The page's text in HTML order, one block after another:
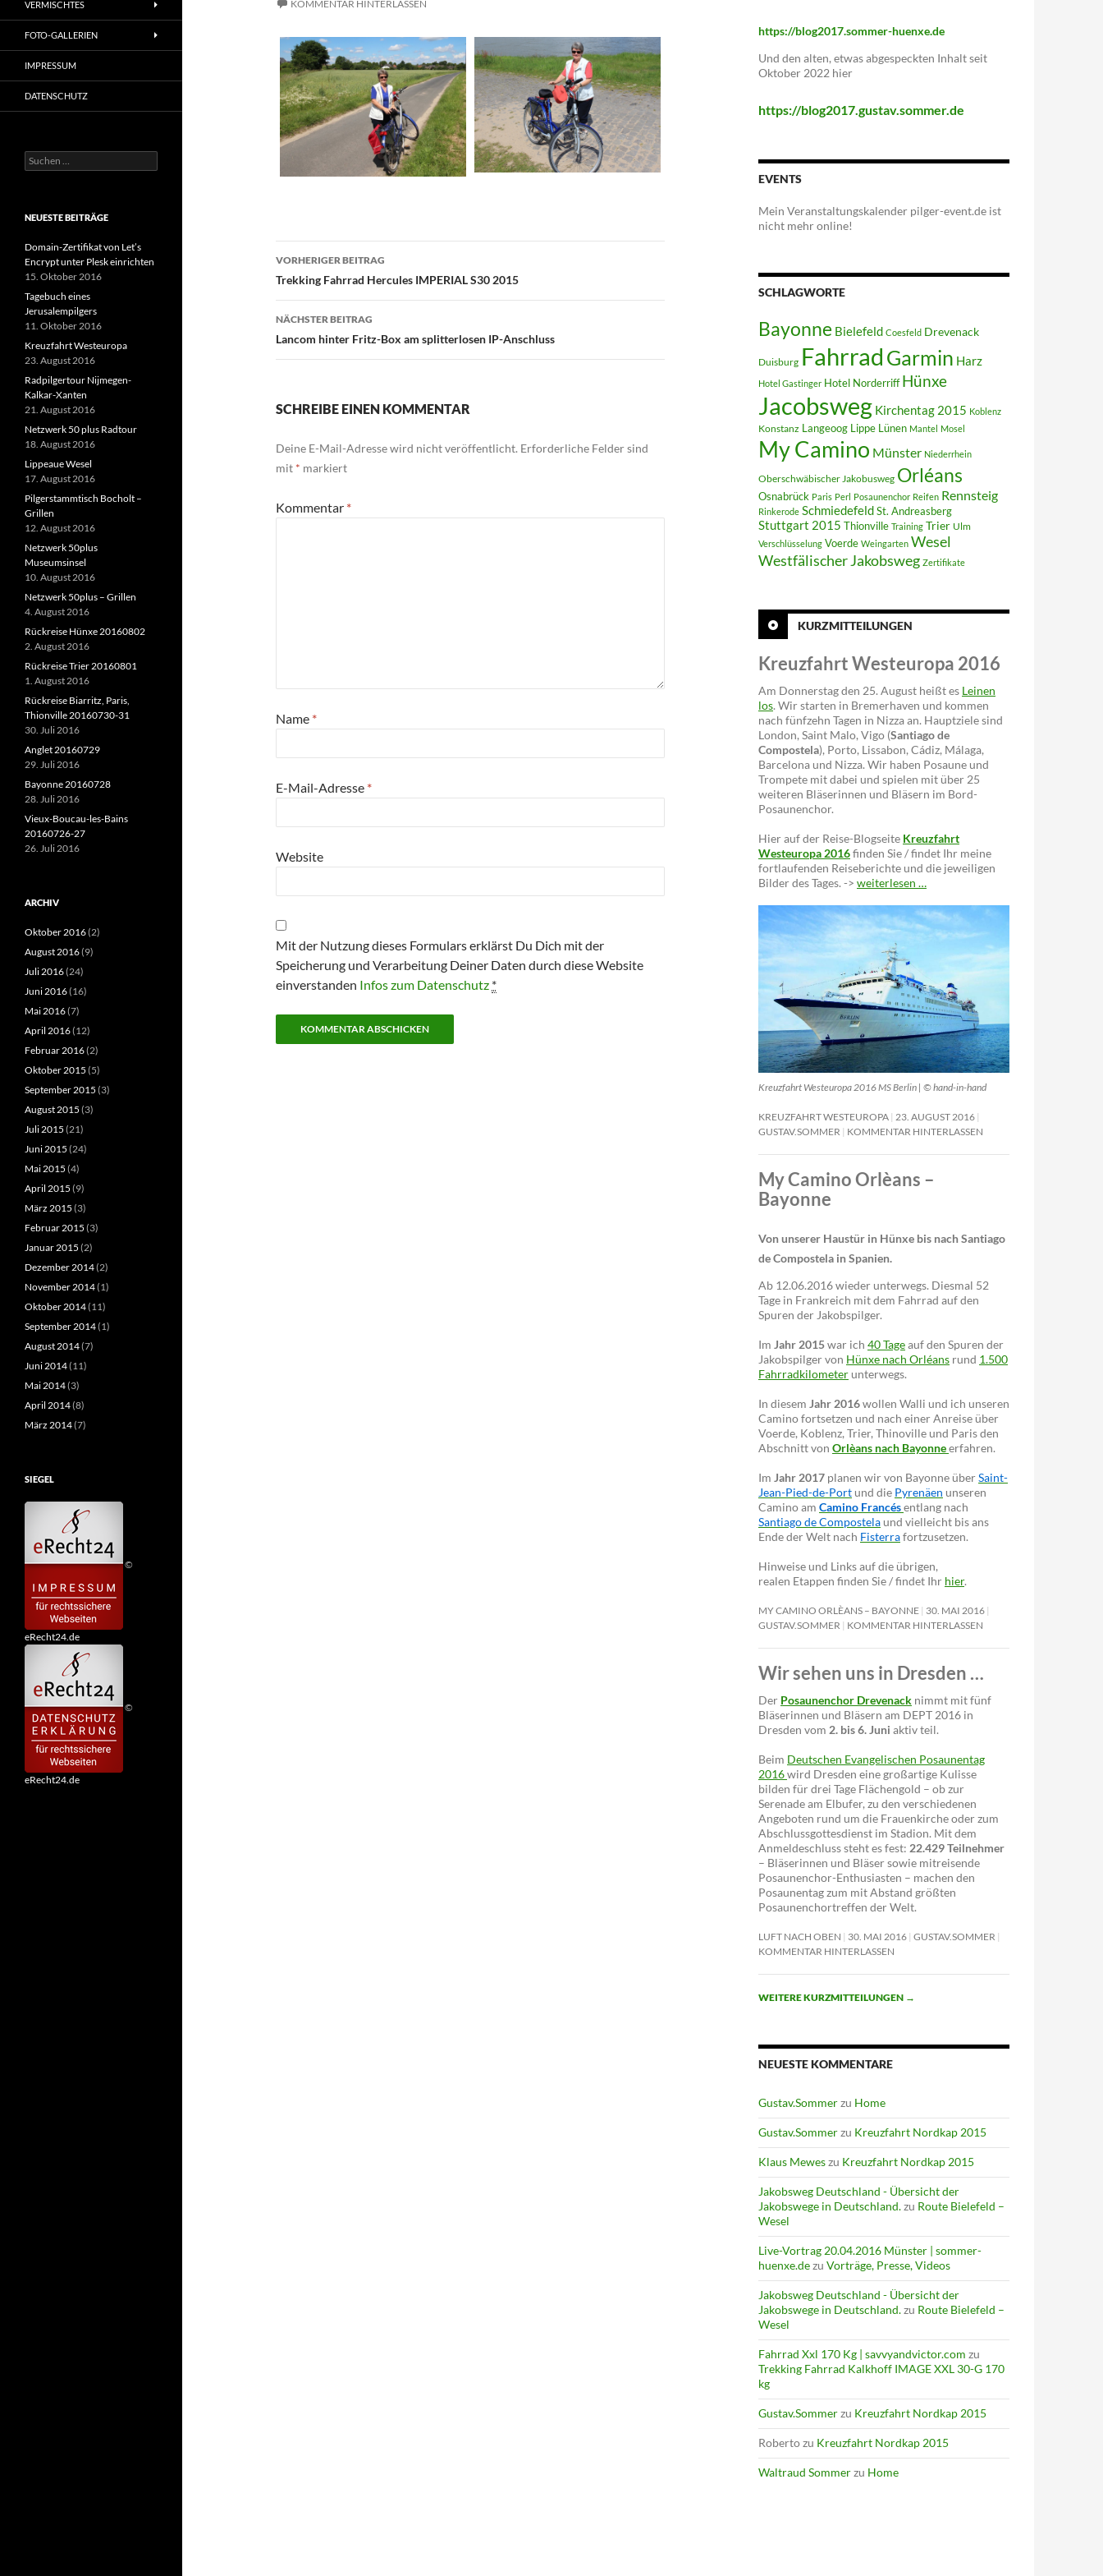
KOMMENTAR HINTERLASSEN
Beitragsnavigation
VORHERIGER BEITRAG
Trekking Fahrrad Hercules IMPERIAL S30 2015
NÄCHSTER BEITRAG
Lancom hinter Fritz-Box am splitterlosen IP-Anschluss
SCHREIBE EINEN KOMMENTAR
Deine E-Mail-Adresse wird nicht veröffentlicht. Erforderliche Felder sind
mit * markiert
Kommentar *
Name *
E-Mail-Adresse *
Website
Mit der Nutzung dieses Formulars erklärst Du Dich mit der
Speicherung und Verarbeitung Deiner Daten durch diese Website
einverstanden Infos zum Datenschutz *
https://blog2017.sommer-huenxe.de
Und den alten, etwas abgespeckten Inhalt seit
Oktober 2022 hier
https://blog2017.gustav.sommer.de
EVENTS
Mein Veranstaltungskalender pilger-event.de ist
nicht mehr online!
SCHLAGWORTE
Bayonne Bielefeld Coesfeld Drevenack
Duisburg Fahrrad Garmin Harz
Hotel Gastinger Hotel Norderriff Hünxe
Jacobsweg Kirchentag 2015 Koblenz
Konstanz Langeoog Lippe Lünen Mantel Mosel
My Camino Münster Niederrhein
Oberschwäbischer Jakobusweg Orléans
Osnabrück Paris Perl Posaunenchor Reifen Rennsteig
Rinkerode Schmiedefeld St. Andreasberg
Stuttgart 2015 Thionville Training Trier Ulm
Verschlüsselung Voerde Weingarten Wesel
Westfälischer Jakobsweg Zertifikate
KURZMITTEILUNGEN
Kreuzfahrt Westeuropa 2016
Am Donnerstag den 25. August heißt es Leinen
los. Wir starten in Bremerhaven und kommen
nach fünfzehn Tagen in Nizza an. Hauptziele sind
London, Saint Malo, Vigo (Santiago de
Compostela), Porto, Lissabon, Cádiz, Málaga,
Barcelona und Nizza. Wir haben Posaune und
Trompete mit dabei und spielen mit über 25
weiteren Bläserinnen und Bläsern im Bord-
Posaunenchor.
Hier auf der Reise-Blogseite Kreuzfahrt
Westeuropa 2016finden Sie / findet Ihr meine
fortlaufenden Reiseberichte und die jeweiligen
Bilder des Tages. -> weiterlesen …
Kreuzfahrt Westeuropa 2016 MS Berlin | © hand-in-hand
KREUZFAHRT WESTEUROPA 23. AUGUST 2016
GUSTAV.SOMMER
KOMMENTAR HINTERLASSEN
My Camino Orlèans –
Bayonne
Von unserer Haustür in Hünxe bis nach Santiago
de Compostela in Spanien.
Ab 12.06.2016 wieder unterwegs. Diesmal 52
Tage in Frankreich mit dem Fahrrad auf den
Spuren der Jakobspilger.
Im Jahr 2015war ich 40 Tageauf den Spuren der
Jakobspilger von Hünxe nach Orléans rund 1.500
Fahrradkilometer unterwegs.
In diesem Jahr 2016wollen Walli und ich unseren
Camino fortsetzen und nach einer Anreise über
Voerde, Koblenz, Trier, Thinoville und Paris den
Abschnitt von Orlèans nach Bayonneerfahren.
Im Jahr 2017 planen wir von Bayonne überSaint-
Jean-Pied-de-Port und die Pyrenäen unseren
Camino am Camino Francésentlang nach
Santiago de Compostela und vielleicht bis ans
Ende der Welt nach Fisterrafortzusetzen.
Hinweise und Links auf die übrigen,
realen Etappen finden Sie / findet Ihr hier.
MY CAMINO ORLÈANS – BAYONNE 30. MAI 2016
GUSTAV.SOMMER
KOMMENTAR HINTERLASSEN
Wir sehen uns in Dresden …
Der Posaunenchor Drevenack nimmt mit fünf
Bläserinnen und Bläsern am DEPT 2016 in
Dresden vom 2. bis 6. Juni aktiv teil.
Beim Deutschen Evangelischen Posaunentag
2016wird Dresden eine großartige Kulisse
bilden für drei Tage Flächengold – ob zur
Serenade am Elbufer, zu den verschiedenen
Angeboten rund um die Frauenkirche oder zum
Abschlussgottesdienst im Stadion. Mit dem
Anmeldeschluss steht es fest: 22.429 Teilnehmer
– Bläserinnen und Bläser sowie mitreisende
Posaunenchor-Enthusiasten – machen den
Posaunentag zum mit Abstand größten
Posaunenchortreffen der Welt.
LUFT NACH OBEN 30. MAI 2016 GUSTAV.SOMMER
KOMMENTAR HINTERLASSEN
WEITERE KURZMITTEILUNGEN →
NEUESTE KOMMENTARE
Gustav.Sommerzu Home
Gustav.Sommerzu Kreuzfahrt Nordkap 2015
Klaus Meweszu Kreuzfahrt Nordkap 2015
Jakobsweg Deutschland - Übersicht der
Jakobswege in Deutschland.zu Route Bielefeld –
Wesel
Live-Vortrag 20.04.2016 Münster | sommer-
huenxe.dezu Vorträge, Presse, Videos
Jakobsweg Deutschland - Übersicht der
Jakobswege in Deutschland.zu Route Bielefeld –
Wesel
Fahrrad Xxl 170 Kg | savvyandvictor.com zu
Trekking Fahrrad Kalkhoff IMAGE XXL 30-G 170
kg
Gustav.Sommerzu Kreuzfahrt Nordkap 2015
Robertozu Kreuzfahrt Nordkap 2015
Waltraud Sommerzu Home
VERMISCHTES
FOTO-GALLERIEN
IMPRESSUM
DATENSCHUTZ
Suchen
nach:
NEUESTE BEITRÄGE
Domain-Zertifikat von Let’s
Encrypt unter Plesk einrichten
15. Oktober 2016
Tagebuch eines
Jerusalempilgers
11. Oktober 2016
Kreuzfahrt Westeuropa
23. August 2016
Radpilgertour Nijmegen-
Kalkar-Xanten
21. August 2016
Netzwerk 50 plus Radtour
18. August 2016
Lippeaue Wesel
17. August 2016
Pilgerstammtisch Bocholt –
Grillen
12. August 2016
Netzwerk 50plus
Museumsinsel
10. August 2016
Netzwerk 50plus – Grillen
4. August 2016
Rückreise Hünxe 20160802
2. August 2016
Rückreise Trier 20160801
1. August 2016
Rückreise Biarritz, Paris,
Thionville 20160730-31
30. Juli 2016
Anglet 20160729
29. Juli 2016
Bayonne 20160728
28. Juli 2016
Vieux-Boucau-les-Bains
20160726-27
26. Juli 2016
ARCHIV
Oktober 2016(2)
August 2016(9)
Juli 2016(24)
Juni 2016(16)
Mai 2016(7)
April 2016(12)
Februar 2016(2)
Oktober 2015 (5)
September 2015 (3)
August 2015 (3)
Juli 2015 (21)
Juni 2015 (24)
Mai 2015 (4)
April 2015 (9)
März 2015 (3)
Februar 2015 (3)
Januar 2015 (2)
Dezember 2014(2)
November 2014(1)
Oktober 2014(11)
September 2014(1)
August 2014(7)
Juni 2014(11)
Mai 2014(3)
April 2014(8)
März 2014(7)
SIEGEL
©
eRecht24.de
©
eRecht24.de